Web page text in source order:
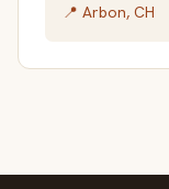
📍 Arbon, CH